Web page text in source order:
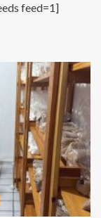
feed=1]